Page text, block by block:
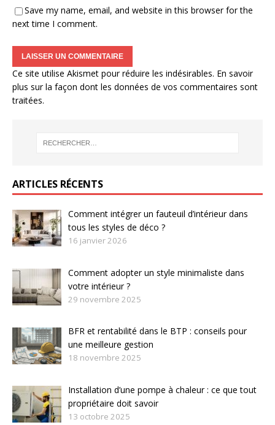
Save my name, email, and website in this browser for the
next time I comment.
Ce site utilise Akismet pour réduire les indésirables. En savoir
plus sur la façon dont les données de vos commentaires sont
traitées.
ARTICLES RÉCENTS
Comment intégrer un fauteuil d’intérieur dans
tous les styles de déco ?
16 janvier 2026
Comment adopter un style minimaliste dans
votre intérieur ?
29 novembre 2025
BFR et rentabilité dans le BTP : conseils pour
une meilleure gestion
18 novembre 2025
Installation d’une pompe à chaleur : ce que tout
propriétaire doit savoir
13 octobre 2025